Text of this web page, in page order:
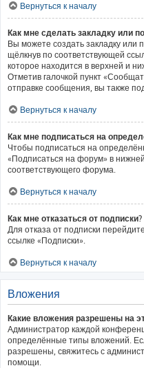
Вернуться к началу
Как мне сделать закладку или
Вы можете создать закладку или
щёлкнув по соответствующей
которое находится в верхней и
Отметив галочкой пункт
отправке сообщения, вы также
Вернуться к началу
Как мне подписаться на
Чтобы подписаться на
«Подписаться на форум» в
соответствующего форума.
Вернуться к началу
Как мне отказаться от подписки?
Для отказа от подписки
ссылке «Подписки».
Вернуться к началу
Вложения
Какие вложения разрешены на
Администратор каждой
определённые типы вложений.
разрешены, свяжитесь с
помощи.